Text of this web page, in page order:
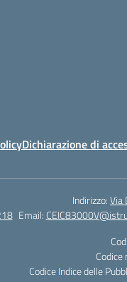
Dichiarazione di
Indirizzo:Via
Email:
Codice Indice delle